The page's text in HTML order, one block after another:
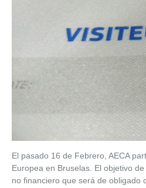
El pasado 16 de Febrero, AECA
Europea en Bruselas. El objetivo
no financiero que será de